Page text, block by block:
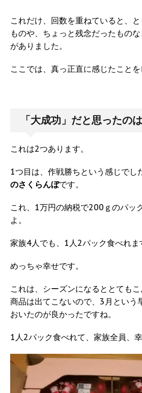
これだけ、回数を重ねていると、
ものや、ちょっと残念だったもの
がありました。
ここでは、真っ正直に感じたことを
「大成功」だと思ったの
これは2つあります。
1つ目は、作戦勝ちという感じでし
のさくらんぼです。
これ、1万円の納税で200ｇのパッ
よ。
家族4人でも、1人2パック食べれま
めっちゃ幸せです。
これは、シーズンになるととても
商品は出てこないので、3月という
おいたのが良かったですね。
1人2パック食べれて、家族全員、幸